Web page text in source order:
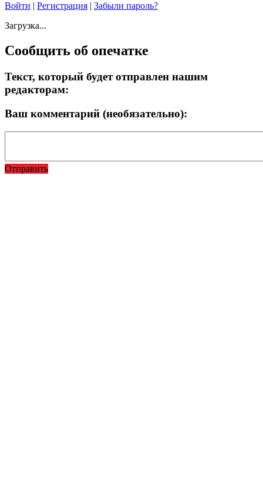
Войти | Регистрация | Забыли пароль?
Загрузка...
Сообщить об опечатке
Текст, который будет отправлен нашим
редакторам:
Ваш комментарий (необязательно):
Отправить